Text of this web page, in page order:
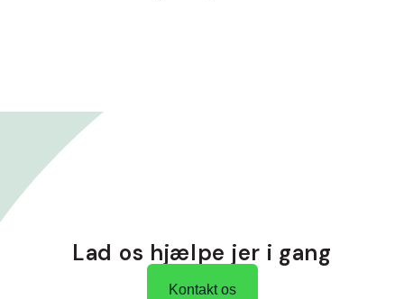
Lad os hjælpe jer i gang
Kontakt os